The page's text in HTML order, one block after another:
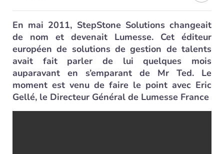
En mai 2011, StepStone Solutions changeait
de nom et devenait Lumesse. Cet éditeur
européen de solutions de gestion de talents
avait fait parler de lui quelques mois
auparavant en s’emparant de Mr Ted. Le
moment est venu de faire le point avec Eric
Gellé, le Directeur Général de Lumesse France